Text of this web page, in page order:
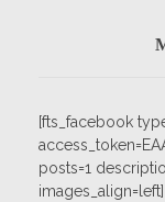
[fts_facebook
posts=1
images_align=left]